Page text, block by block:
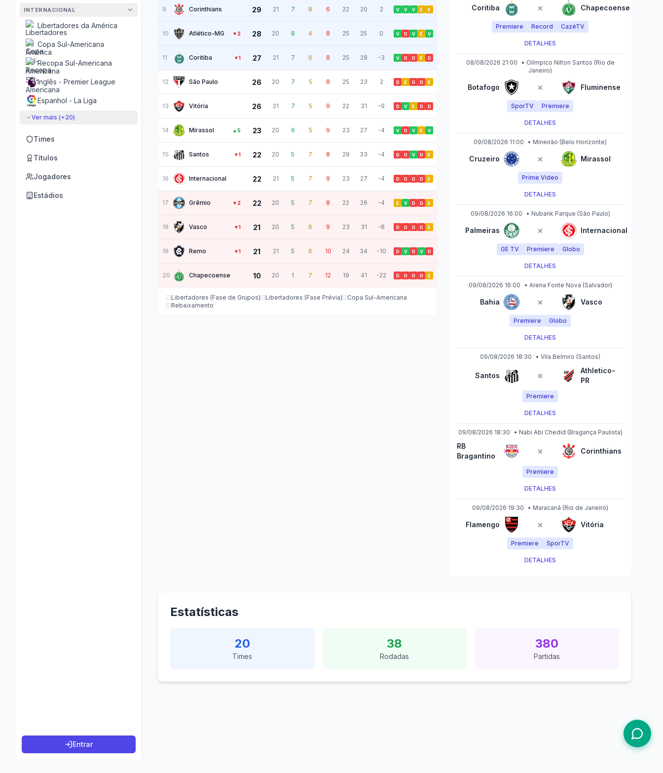
INTERNACIONAL
Libertadores da América
Copa Sul-Americana
Recopa Sul-Americana
Inglês - Premier League
Espanhol - La Liga
Ver mais (+20)
Times
Títulos
Jogadores
Estádios
Entrar
9 Corinthians 29 21 7 8 6 22 20 2 V V V E E
10 Atlético-MG ▼ 2 28 20 8 4 8 25 25 0 V D V E V
11 Coritiba ▼1 27 21 7 6 8 25 28 -3 V D D E D
12 São Paulo 26 20 7 5 8 25 23 2 D E D D E
13 Vitória 26 21 7 5 9 22 31 -9 D V E D D
14 Mirassol ▲5 23 20 6 5 9 23 27 -4 V D V E V
15 Santos ▼1 22 20 5 7 8 29 33 -4 D D V D E
16 Internacional 22 21 5 7 9 23 27 -4 D D D D E
17 Grêmio ▼ 2 22 20 5 7 8 22 26 -4 E V D D E
18 Vasco ▼1 21 20 5 6 9 23 31 -8 D D D D E
19 Remo ▼1 21 21 5 6 10 24 34 -10 D V D V D
20 Chapecoense 10 20 1 7 12 19 41 -22 D D D D E
Libertadores (Fase de Grupos) Libertadores (Fase Prévia)
Copa Sul-Americana
Rebaixamento
Coritiba × Chapecoense
Premiere Record CazéTV
DETALHES
08/08/2026 21:00 • Olímpico Nilton Santos (Rio de
Janeiro)
Botafogo × Fluminense
SporTV Premiere
DETALHES
09/08/2026 11:00 • Mineirão (Belo Horizonte)
Cruzeiro × Mirassol
Prime Video
DETALHES
09/08/2026 16:00 • Nubank Parque (São Paulo)
Palmeiras × Internacional
GE TV Premiere Globo
DETALHES
09/08/2026 16:00 • Arena Fonte Nova (Salvador)
Bahia × Vasco
Premiere Globo
DETALHES
09/08/2026 18:30 •Vila Belmiro (Santos)
Santos ×
Athletico-
PR
Premiere
DETALHES
09/08/2026 18:30 • Nabi Abi Chedid (Bragança Paulista)
RB
Bragantino
× Corinthians
Premiere
DETALHES
09/08/2026 19:30 • Maracanã (Rio de Janeiro)
Flamengo × Vitória
Premiere SporTV
DETALHES
Estatísticas
20
Times
38
Rodadas
380
Partidas